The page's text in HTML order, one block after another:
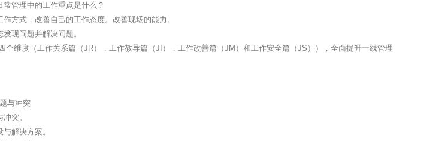
管理中的工作重点是什么？
方式，改善自己的工作态度。改善现场的能力。
现问题并解决问题。
个维度（工作关系篇（JR），工作教导篇（JI），工作改善篇（JM）和工作安全篇（JS）），全面提升一线管理
与冲突
突。
解决方案。